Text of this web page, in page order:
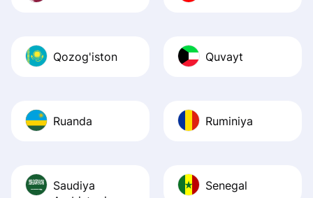
Qozog'iston Quvayt
Ruanda Ruminiya
Saudiya
Senegal